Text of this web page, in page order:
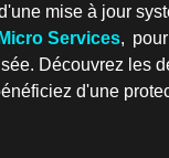
mise à jour
Services,
Découvrez les
d'une